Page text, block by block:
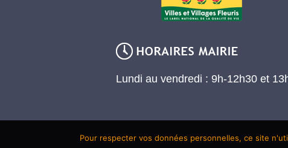
Lundi au vendredi : 9h-12h30 et
Pour respecter vos données personnelles, ce site